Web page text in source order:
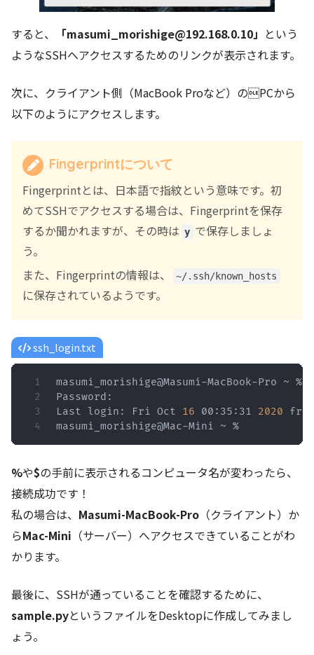
すると、 「masumi_morishige@192.168.0.10」 という
ようなSSHへアクセスするためのリンクが表示されます。
次に、クライアント側（MacBook Proなど）のPCから
以下のようにアクセスします。
Fingerprintについて
Fingerprintとは、日本語で指紋という意味です。初
めてSSHでアクセスする場合は、Fingerprintを保存
するか聞かれますが、その時は y で保存しましょ
う。
また、Fingerprintの情報は、
~/.ssh/known_hosts
に保存されているようです。
ssh_login.txt
masumi_morishige@Masumi-MacBook-Pro ~ %
Password:
Last login: Fri Oct 16 00:35:31 2020
masumi_morishige@Mac-Mini ~ %
%や$の手前に表示されるコンピュータ名が変わったら、
接続成功です！
私の場合は、 Masumi-MacBook-Pro （クライアント）か
らMac-Mini （サーバー）へアクセスできていることがわ
かります。
最後に、SSHが通っていることを確認するために、
sample.pyというファイルをDesktopに作成してみまし
ょう。